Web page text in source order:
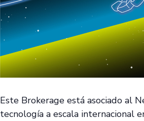
Este Brokerage está asociado al
tecnología a escala internacional